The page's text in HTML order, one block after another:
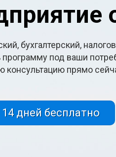
бухгалтерский,
под ваши
консультацию прямо
дней бесплатно